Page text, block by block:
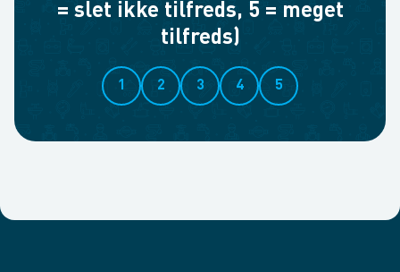
= slet ikke tilfreds, 5 = meget
tilfreds)
1 2 3 4 5